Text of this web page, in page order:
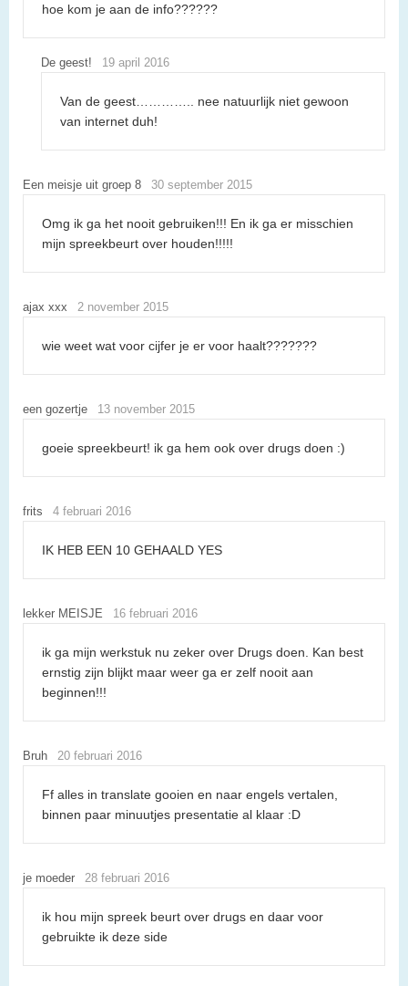
hoe kom je aan de info??????
De geest! 19 april 2016
Van de geest………….. nee natuurlijk niet gewoon
van internet duh!
Een meisje uit groep 8 30 september 2015
Omg ik ga het nooit gebruiken!!! En ik ga er misschien
mijn spreekbeurt over houden!!!!!
ajax xxx 2 november 2015
wie weet wat voor cijfer je er voor haalt???????
een gozertje 13 november 2015
goeie spreekbeurt! ik ga hem ook over drugs doen :)
frits 4 februari 2016
IK HEB EEN 10 GEHAALD YES
lekker MEISJE 16 februari 2016
ik ga mijn werkstuk nu zeker over Drugs doen. Kan best
ernstig zijn blijkt maar weer ga er zelf nooit aan
beginnen!!!
Bruh 20 februari 2016
Ff alles in translate gooien en naar engels vertalen,
binnen paar minuutjes presentatie al klaar :D
je moeder 28 februari 2016
ik hou mijn spreek beurt over drugs en daar voor
gebruikte ik deze side